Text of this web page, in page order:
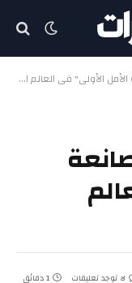
الأولى" في العالم العربي
لا توجد تعليقات 1 دقائق